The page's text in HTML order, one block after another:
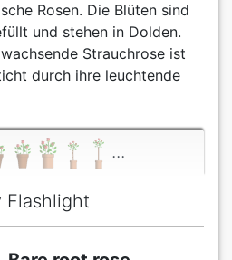
Rosen. Die Blüten sind
und stehen in Dolden.
Strauchrose ist
durch ihre leuchtende
...
Flashlight